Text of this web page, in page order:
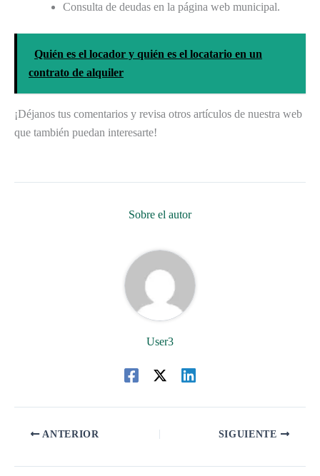
Consulta de deudas en la página web municipal.
Quién es el locador y quién es el locatario en un
contrato de alquiler
¡Déjanos tus comentarios y revisa otros artículos de nuestra web
que también puedan interesarte!
Sobre el autor
User3
ANTERIOR SIGUIENTE